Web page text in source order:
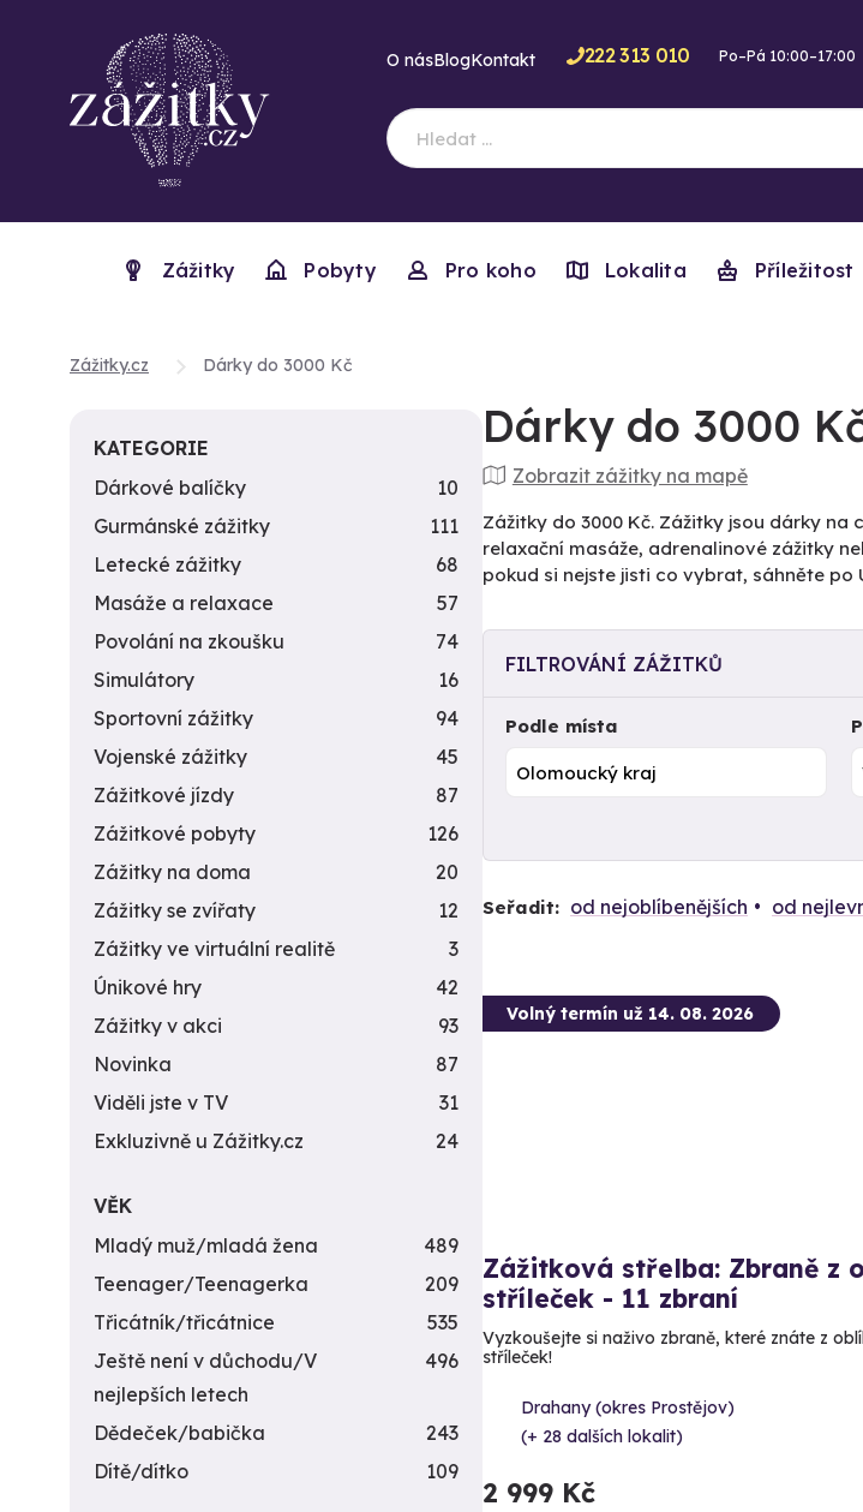
O násBlogKontakt 222 313 010 Po–Pá 10:00–17:00
Zážitky Pobyty Pro koho Lokalita Příležitost
Zážitky.cz Dárky do 3000 Kč
Dárky do 3000
Zobrazit zážitky na mapě
Zážitky do 3000 Kč. Zážitky jsou dárky
relaxační masáže, adrenalinové zážitky
pokud si nejste jisti co vybrat, sáhněte
FILTROVÁNÍ ZÁŽITKŮ
Podle místa
Seřadit: od nejoblíbenějších od
Volný termín už 14. 08. 2026
Zážitková střelba: Zbraně z
stříleček - 11 zbraní
Vyzkoušejte si naživo zbraně, které znáte z
stříleček!
Drahany (okres Prostějov)
(+ 28 dalších lokalit)
2 999 Kč
KATEGORIE
Dárkové balíčky
10
Gurmánské zážitky
111
Letecké zážitky
68
Masáže a relaxace
57
Povolání na zkoušku
74
Simulátory
16
Sportovní zážitky
94
Vojenské zážitky
45
Zážitkové jízdy
87
Zážitkové pobyty
126
Zážitky na doma
20
Zážitky se zvířaty
12
Zážitky ve virtuální realitě
3
Únikové hry
42
Zážitky v akci
93
Novinka
87
Viděli jste v TV
31
Exkluzivně u Zážitky.cz
24
VĚK
Mladý muž/mladá žena
489
Teenager/Teenagerka
209
Třicátník/třicátnice
535
Ještě není v důchodu/V
nejlepších letech
496
Dědeček/babička
243
Dítě/dítko
109